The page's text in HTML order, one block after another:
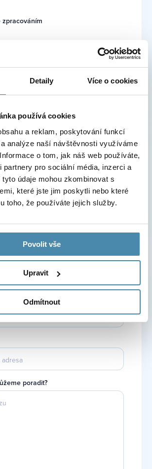
Detaily Více o cookies
používá cookies
a reklam, poskytování funkcí
analýze naší návštěvnosti využíváme
o tom, jak náš web používáte,
pro sociální média, inzerci a
údaje mohou zkombinovat s
které jste jim poskytli nebo které
toho, že používáte jejich služby.
Povolit vše
Upravit
Odmítnout
zpracováním
svůj souhlas se zpracováním
si můžete rezervovat přímo v našem
Online kalendář
na cokoli zeptat?
poradit?